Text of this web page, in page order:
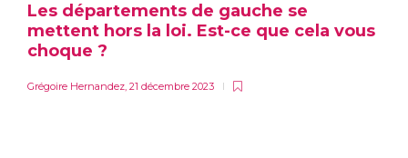
Les départements de gauche se
mettent hors la loi. Est-ce que cela vous
choque ?
Grégoire Hernandez, 21 décembre 2023